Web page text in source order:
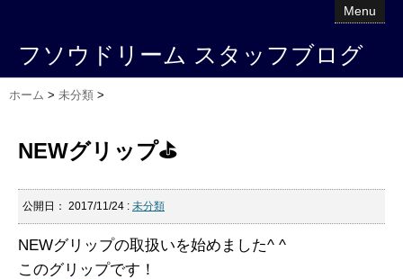
Menu
フソウドリーム スタッフブログ
ホーム > 未分類 >
NEWグリップ⛳️
公開日： 2017/11/24 : 未分類
NEWグリップの取扱いを始めました^ ^
このグリップです！